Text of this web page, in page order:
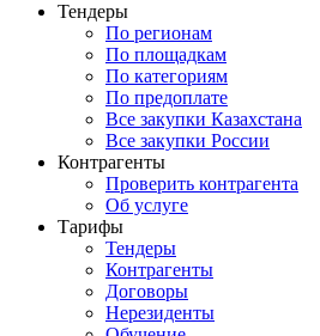
Тендеры
По регионам
По площадкам
По категориям
По предоплате
Все закупки Казахстана
Все закупки России
Контрагенты
Проверить контрагента
Об услуге
Тарифы
Тендеры
Контрагенты
Договоры
Нерезиденты